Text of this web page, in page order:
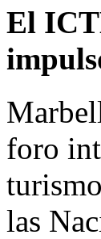
El
foro
las